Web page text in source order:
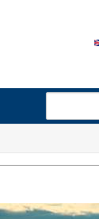
Search